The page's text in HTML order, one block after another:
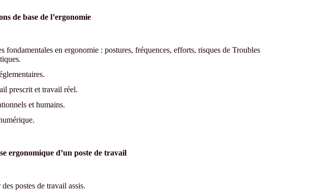
de base de l’ergonomie
fondamentales en ergonomie : postures, fréquences, efforts, risques de Troubles
prescrit et travail réel.
et humains.
ergonomique d’un poste de travail
postes de travail assis.